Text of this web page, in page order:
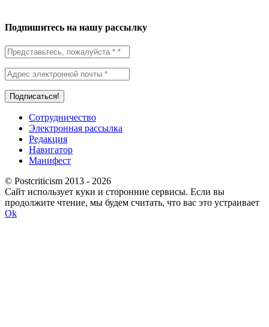
Подпишитесь на нашу рассылку
Сотрудничество
Электронная рассылка
Редакция
Навигатор
Манифест
© Postcriticism 2013 - 2026
Сайт использует куки и сторонние сервисы. Если вы
продолжите чтение, мы будем считать, что вас это устраивает
Ok